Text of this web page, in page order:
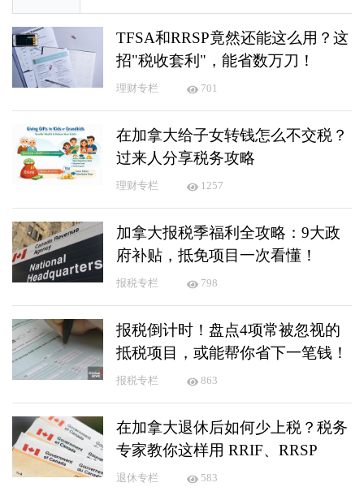
TFSA和RRSP竟然还能这么用？这
招"税收套利"，能省数万刀！
理财专栏 701
在加拿大给子女转钱怎么不交税？
过来人分享税务攻略
理财专栏 1257
加拿大报税季福利全攻略：9大政
府补贴，抵免项目一次看懂！
报税专栏 798
报税倒计时！盘点4项常被忽视的
抵税项目，或能帮你省下一笔钱！
报税专栏 863
在加拿大退休后如何少上税？税务
专家教你这样用 RRIF、RRSP
退休专栏 583